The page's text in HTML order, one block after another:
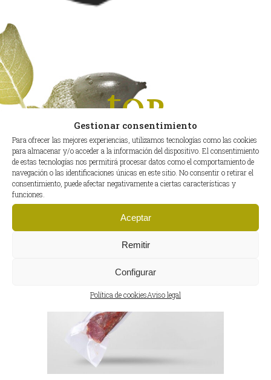
Gestionar consentimiento
Para ofrecer las mejores experiencias, utilizamos tecnologías como las cookies
para almacenar y/o acceder a la información del dispositivo. El consentimiento
de estas tecnologías nos permitirá procesar datos como el comportamiento de
navegación o las identificaciones únicas en este sitio. No consentir o retirar el
consentimiento, puede afectar negativamente a ciertas características y
funciones.
Aceptar
Remitir
Configurar
Política de cookiesAviso legal
Top
ventas